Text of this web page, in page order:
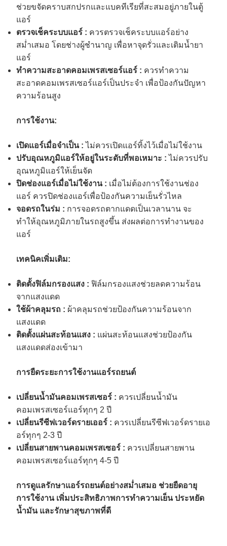
ช่วยขจัดคราบสกปรกและแบคทีเรียที่สะสมอยู่ภายในตู้
แอร์
ตรวจเช็คระบบแอร์ : ควรตรวจเช็คระบบแอร์อย่าง
สม่ำเสมอ โดยช่างผู้ชำนาญ เพื่อหาจุดรั่วและเติมน้ำยา
แอร์
ทำความสะอาดคอมเพรสเซอร์แอร์ : ควรทำความ
สะอาดคอมเพรสเซอร์แอร์เป็นประจำ เพื่อป้องกันปัญหา
ความร้อนสูง
การใช้งาน:
เปิดแอร์เมื่อจำเป็น : ไม่ควรเปิดแอร์ทิ้งไว้เมื่อไม่ใช้งาน
ปรับอุณหภูมิแอร์ให้อยู่ในระดับที่พอเหมาะ : ไม่ควรปรับ
อุณหภูมิแอร์ให้เย็นจัด
ปิดช่องแอร์เมื่อไม่ใช้งาน : เมื่อไม่ต้องการใช้งานช่อง
แอร์ ควรปิดช่องแอร์เพื่อป้องกันความเย็นรั่วไหล
จอดรถในร่ม : การจอดรถตากแดดเป็นเวลานาน จะ
ทำให้อุณหภูมิภายในรถสูงขึ้น ส่งผลต่อการทำงานของ
แอร์
เทคนิคเพิ่มเติม:
ติดตั้งฟิล์มกรองแสง : ฟิล์มกรองแสงช่วยลดความร้อน
จากแสงแดด
ใช้ผ้าคลุมรถ : ผ้าคลุมรถช่วยป้องกันความร้อนจาก
แสงแดด
ติดตั้งแผ่นสะท้อนแสง : แผ่นสะท้อนแสงช่วยป้องกัน
แสงแดดส่องเข้ามา
การยืดระยะการใช้งานแอร์รถยนต์
เปลี่ยนน้ำมันคอมเพรสเซอร์ : ควรเปลี่ยนน้ำมัน
คอมเพรสเซอร์แอร์ทุกๆ 2 ปี
เปลี่ยนรีซีฟเวอร์ดรายเออร์ : ควรเปลี่ยนรีซีฟเวอร์ดรายเอ
อร์ทุกๆ 2-3 ปี
เปลี่ยนสายพานคอมเพรสเซอร์ : ควรเปลี่ยนสายพาน
คอมเพรสเซอร์แอร์ทุกๆ 4-5 ปี
การดูแลรักษาแอร์รถยนต์อย่างสม่ำเสมอ ช่วยยืดอายุ
การใช้งาน เพิ่มประสิทธิภาพการทำความเย็น ประหยัด
น้ำมัน และรักษาสุขภาพที่ดี